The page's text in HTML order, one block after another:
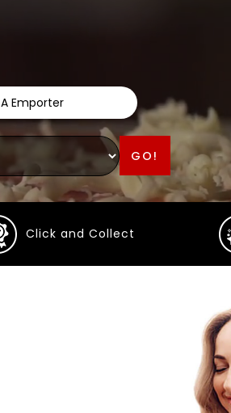
A Emporter
GO!
Click and Collect